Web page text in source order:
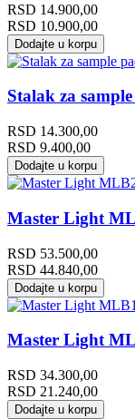
RSD 14.900,00
RSD 10.900,00
Dodajte u korpu
Stalak za
RSD 14.300,00
RSD 9.400,00
Dodajte u korpu
Master Light
RSD 53.500,00
RSD 44.840,00
Dodajte u korpu
Master Light
RSD 34.300,00
RSD 21.240,00
Dodajte u korpu